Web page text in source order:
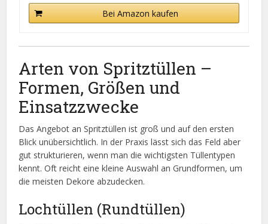
Bei Amazon kaufen
Arten von Spritztüllen –
Formen, Größen und
Einsatzzwecke
Das Angebot an Spritztüllen ist groß und auf den ersten
Blick unübersichtlich. In der Praxis lässt sich das Feld aber
gut strukturieren, wenn man die wichtigsten Tüllentypen
kennt. Oft reicht eine kleine Auswahl an Grundformen, um
die meisten Dekore abzudecken.
Lochtüllen (Rundtüllen)